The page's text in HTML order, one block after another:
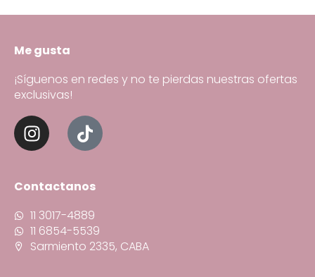
Me gusta
¡Síguenos en redes y no te pierdas nuestras ofertas
exclusivas!
Contactanos
11 3017-4889
11 6854-5539
Sarmiento 2335, CABA